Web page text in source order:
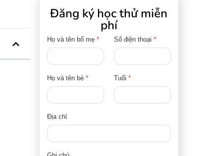
Đăng ký học thử miễn
phí
Họ và tên bố mẹ * Số điện thoại *
Họ và tên bé * Tuổi *
Địa chỉ